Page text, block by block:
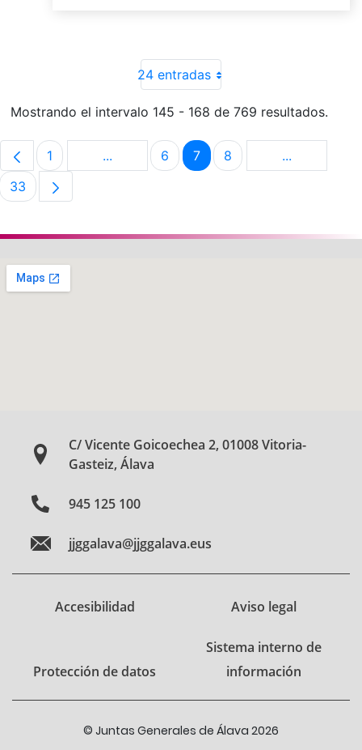
24 entradas
Mostrando el intervalo 145 - 168 de 769 resultados.
Página
1 ...Páginas intermedias Use TAB para
Página
6 Página
7 Página
8 ...Páginas
Página
33
C/ Vicente Goicoechea 2, 01008 Vitoria-
Gasteiz, Álava
945 125 100
jjggalava@jjggalava.eus
Accesibilidad Aviso legal
Protección de datos
Sistema interno de
información
© Juntas Generales de Álava 2026